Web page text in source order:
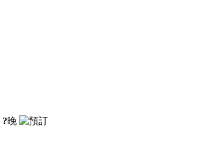
?晚